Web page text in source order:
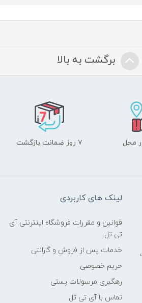
برگشت به بالا
محل ۷ روز ضمانت بازگشت
لینک های کاربردی
قوانین و مقررات فروشگاه اینترنتی آی
تی تل
خدمات پس از فروش و گارانتی
حریم خصوصی
رهگیری مرسولات پستی
تماس با آی تی تل